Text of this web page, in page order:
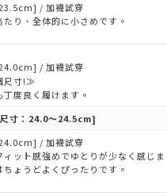
/ 加襪試穿
たり、全体的に小さめです。
/ 加襪試穿
尺寸!≫
度良く履けます。
寸：24.0～24.5cm]
/ 加襪試穿
ィット感強めでゆとりが少なく感じま
ちょうどよくぴったりです。